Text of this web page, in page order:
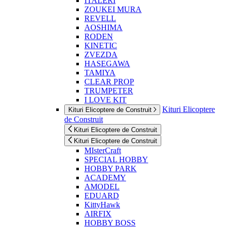
ZOUKEI MURA
REVELL
AOSHIMA
RODEN
KINETIC
ZVEZDA
HASEGAWA
TAMIYA
CLEAR PROP
TRUMPETER
I LOVE KIT
Kituri Elicoptere de Construit
Kituri Elicoptere
de Construit
Kituri Elicoptere de Construit
Kituri Elicoptere de Construit
MIsterCraft
SPECIAL HOBBY
HOBBY PARK
ACADEMY
AMODEL
EDUARD
KittyHawk
AIRFIX
HOBBY BOSS